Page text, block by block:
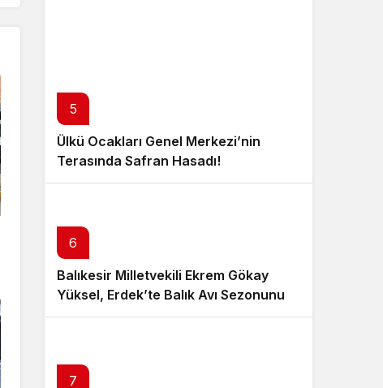
5
Ülkü Ocakları Genel Merkezi’nin
Terasında Safran Hasadı!
6
Balıkesir Milletvekili Ekrem Gökay
Yüksel, Erdek’te Balık Avı Sezonunu
“Vira Bismillah” ile Açtı
7